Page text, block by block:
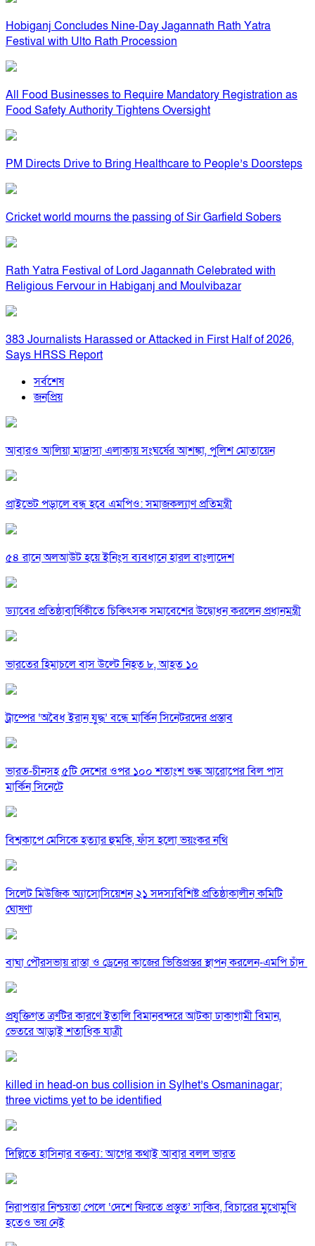
Hobiganj Concludes Nine-Day Jagannath Rath Yatra
Festival with Ulto Rath Procession
All Food Businesses to Require Mandatory Registration as
Food Safety Authority Tightens Oversight
PM Directs Drive to Bring Healthcare to People’s Doorsteps
Cricket world mourns the passing of Sir Garfield Sobers
Rath Yatra Festival of Lord Jagannath Celebrated with
Religious Fervour in Habiganj and Moulvibazar
383 Journalists Harassed or Attacked in First Half of 2026,
Says HRSS Report
সর্বশেষ
জনপ্রিয়
আবারও আলিয়া মাদ্রাসা এলাকায় সংঘর্ষের আশঙ্কা, পুলিশ মোতায়েন
প্রাইভেট পড়ালে বন্ধ হবে এমপিও: সমাজকল্যাণ প্রতিমন্ত্রী
৫৪ রানে অলআউট হয়ে ইনিংস ব্যবধানে হারল বাংলাদেশ
ড্যাবের প্রতিষ্ঠাবার্ষিকীতে চিকিৎসক সমাবেশের উদ্বোধন করলেন প্রধানমন্ত্রী
ভারতের হিমাচলে বাস উল্টে নিহত ৮, আহত ১০
ট্রাম্পের ‘অবৈধ ইরান যুদ্ধ’ বন্ধে মার্কিন সিনেটরদের প্রস্তাব
ভারত-চীনসহ ৫টি দেশের ওপর ১০০ শতাংশ শুল্ক আরোপের বিল পাস
মার্কিন সিনেটে
বিশ্বকাপে মেসিকে হত্যার হুমকি, ফাঁস হলো ভয়ংকর নথি
সিলেট মিউজিক অ্যাসোসিয়েশন ২১ সদস্যবিশিষ্ট প্রতিষ্ঠাকালীন কমিটি
ঘোষণা
বাঘা পৌরসভায় রাস্তা ও ড্রেনের কাজের ভিত্তিপ্রস্তর স্থাপন করলেন-এমপি চাঁদ
প্রযুক্তিগত ত্রুটির কারণে ইতালি বিমানবন্দরে আটকা ঢাকাগামী বিমান,
ভেতরে আড়াই শতাধিক যাত্রী
killed in head-on bus collision in Sylhet’s Osmaninagar;
three victims yet to be identified
দিল্লিতে হাসিনার বক্তব্য: আগের কথাই আবার বলল ভারত
নিরাপত্তার নিশ্চয়তা পেলে ‘দেশে ফিরতে প্রস্তুত’ সাকিব, বিচারের মুখোমুখি
হতেও ভয় নেই